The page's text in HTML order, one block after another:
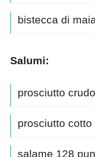
bistecca di
Salumi:
prosciutto
prosciutto cotto
salame 128